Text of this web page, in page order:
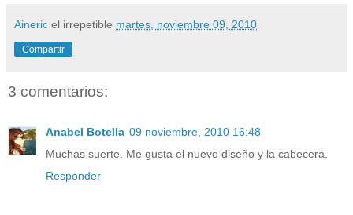
Aineric el irrepetible martes, noviembre 09, 2010
Compartir
3 comentarios:
Anabel Botella 09 noviembre, 2010 16:48
Muchas suerte. Me gusta el nuevo diseño y la cabecera.
Responder